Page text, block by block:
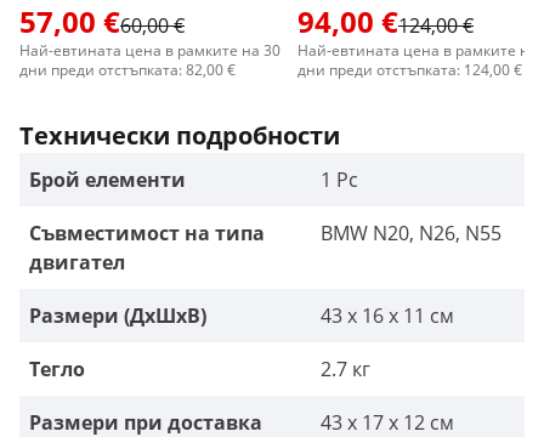
57,00 €60,00 €
Най-евтината цена в рамките на 30
дни преди отстъпката: 82,00 €
94,00 €124,00 €
Най-евтината цена в рамките на
дни преди отстъпката: 124,00 €
Технически подробности
Брой елементи
1 Pc
Съвместимост на типа
двигател
BMW N20, N26, N55
Размери (ДxШxВ)
43 x 16 x 11 см
Тегло
2.7 кг
Размери при доставка
43 x 17 x 12 см